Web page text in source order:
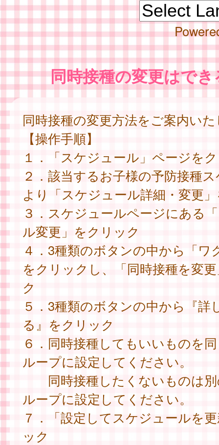
同時接種の変更はで
同時接種の変更方法をご案内い
【操作手順】
１．「スケジュール」ページを
２．該当するお子様の予防接種
より「スケジュール詳細・変更
３．スケジュールページにある
ル変更」をクリック
４．3種類のボタンの中から「ワ
をクリックし、「同時接種を変
ク
５．3種類のボタンの中から『詳
る』をクリック
６．同時接種してもいいものを
ループに設定してください。
同時接種したくないものは別
ループに設定してください。
７．「設定してスケジュールを
ック